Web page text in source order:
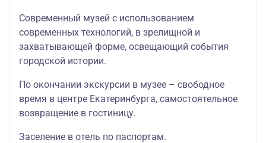
Современный музей с использованием
современных технологий, в зрелищной и
захватывающей форме, освещающий события
городской истории.
По окончании экскурсии в музее – свободное
время в центре Екатеринбурга, самостоятельное
возвращение в гостиницу.
Заселение в отель по паспортам.